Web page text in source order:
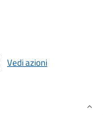
Vedi azioni